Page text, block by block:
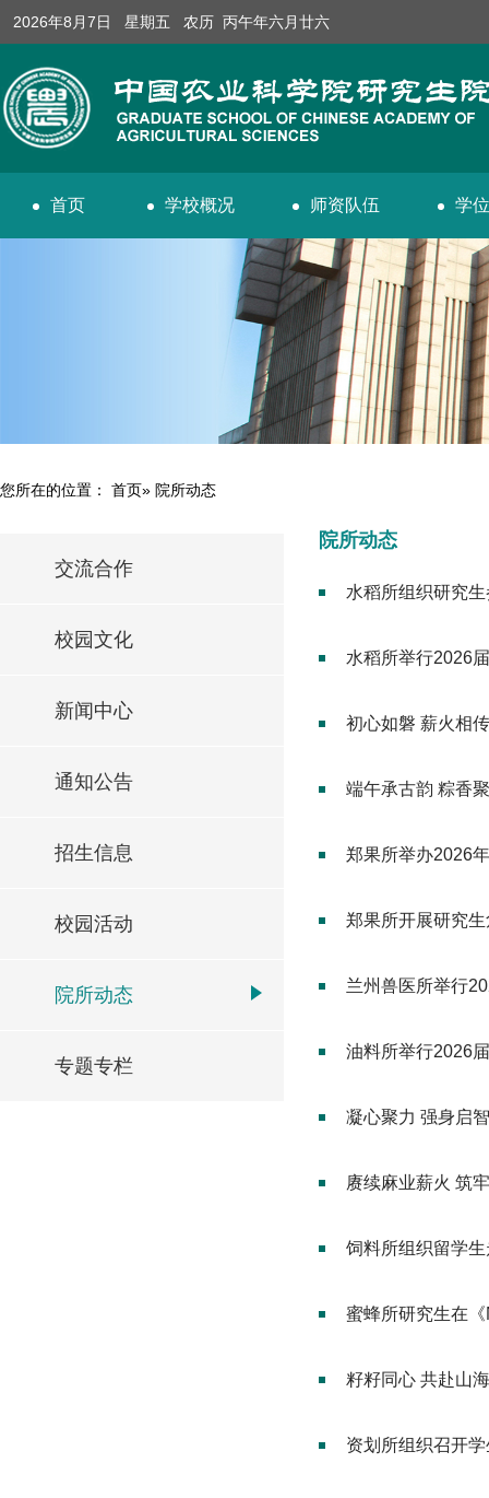
2026年8月7日 星期五 农历 丙午年六月廿六
首页 学校概况 师资队伍 学
您所在的位置： 首页» 院所动态
交流合作
校园文化
新闻中心
通知公告
招生信息
校园活动
院所动态
专题专栏
院所动态
水稻所组织研究
水稻所举行2026
初心如磐 薪火相
端午承古韵 粽香
郑果所举办2026
郑果所开展研究
兰州兽医所举行
油料所举行2026
凝心聚力 强身启
赓续麻业薪火 筑
饲料所组织留学
蜜蜂所研究生在
籽籽同心 共赴山
资划所组织召开